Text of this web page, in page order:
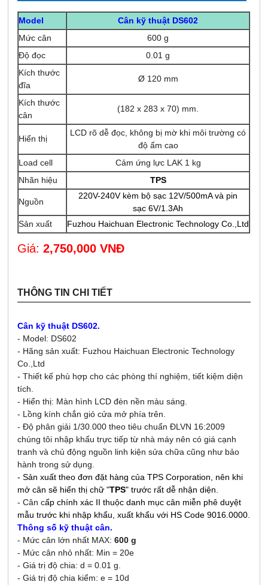
Model
Cân kỹ thuật DS602
Mức cân
600 g
Độ đọc
0.01 g
Kích thước
đĩa
Ø 120 mm
Kích thước
cân
(182 x 283 x 70) mm.
Hiển thị
LCD rõ dễ đọc, không bị mờ khi môi trường có
độ ẩm cao
Load cell
Cảm ứng lực LAK 1 kg
Nhãn hiệu
TPS
Nguồn
220V-240V kèm bộ sạc 12V/500mA và pin
sạc 6V/1.3Ah
Sản xuất
Fuzhou Haichuan Electronic Technology Co.,Ltd
Giá:2,750,000 VNĐ
THÔNG TIN CHI TIẾT
Cân kỹ thuật DS602.
- Model: DS602
- Hãng sản xuất: Fuzhou Haichuan Electronic Technology
Co.,Ltd
- Thiết kế phù hợp cho các phòng thí nghiệm, tiết kiệm diện
tích.
- Hiển thị: Màn hình LCD đèn nền màu sáng.
- Lồng kính chắn gió cửa mở phía trên.
- Độ phân giải 1/30.000 theo tiêu chuẩn ĐLVN 16:2009
chúng tôi nhập khẩu trực tiếp từ nhà máy nên có giá cạnh
tranh và chủ động nguồn linh kiện sửa chữa cũng như bảo
hành trong sử dụng.
- Sản xuất theo đơn đặt hàng của TPS Corporation, nên khi
mở cân sẽ hiển thị chữ "TPS" trước rất dễ nhận diện.
- Cân cấp chính xác II thuộc danh mục cân miễn phê duyệt
mẫu trước khi nhập khẩu, xuất khẩu với HS Code 9016.0000.
Thông số kỹ thuật cân.
- Mức cân lớn nhất MAX:600 g
- Mức cân nhỏ nhất: Min = 20e
- Giá trị độ chia: d = 0.01 g.
- Giá trị độ chia kiểm: e = 10d